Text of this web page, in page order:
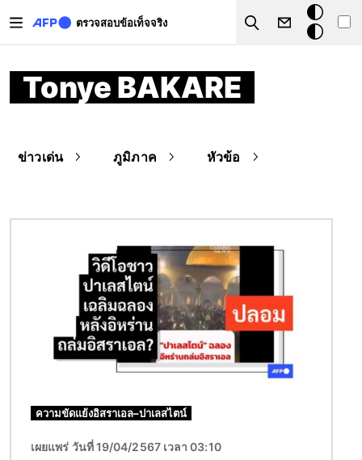
ตรวจสอบข้อเท็จจริง
Search
โหมด
มืด
Tonye BAKARE
ข่าวเด่น ภูมิภาค หัวข้อ
ความขัดแย้งอิสราเอล–ปาเลสไตน์
เผยแพร่ วันที่ 19/04/2567 เวลา 03:10